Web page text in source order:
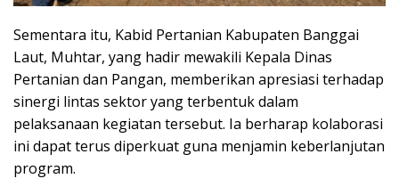
Sementara itu, Kabid Pertanian Kabupaten Banggai
Laut, Muhtar, yang hadir mewakili Kepala Dinas
Pertanian dan Pangan, memberikan apresiasi terhadap
sinergi lintas sektor yang terbentuk dalam
pelaksanaan kegiatan tersebut. Ia berharap kolaborasi
ini dapat terus diperkuat guna menjamin keberlanjutan
program.